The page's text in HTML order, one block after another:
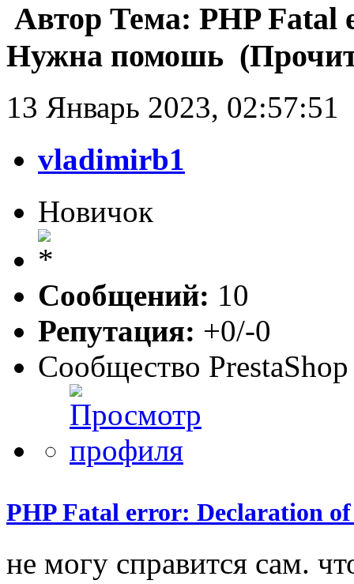
Автор Тема: PHP Fatal
Нужна помошь
13 Январь 2023, 02:57:51
vladimirb1
Новичок
Сообщений: 10
Репутация: +0/-0
Сообщество PrestaShop
PHP Fatal error: Declaration
не могу справится сам.